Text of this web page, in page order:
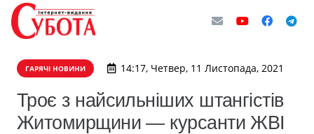
ГАРЯЧІ НОВИНИ 14:17, Четвер, 11 Листопада, 2021
Троє з найсильніших штангістів
Житомирщини — курсанти ЖВІ